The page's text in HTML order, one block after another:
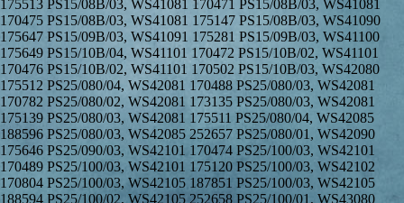
175513 PS15/08B/03, WS41081 170471 PS15/08B/03, WS41081
170475 PS15/08B/03, WS41081 175147 PS15/08B/03, WS41090
175647 PS15/09B/03, WS41091 175281 PS15/09B/03, WS41100
175649 PS15/10B/04, WS41101 170472 PS15/10B/02, WS41101
170476 PS15/10B/02, WS41101 170502 PS15/10B/03, WS42080
175512 PS25/080/04, WS42081 170488 PS25/080/03, WS42081
170782 PS25/080/02, WS42081 173135 PS25/080/03, WS42081
175139 PS25/080/03, WS42081 175511 PS25/080/04, WS42085
188596 PS25/080/03, WS42085 252657 PS25/080/01, WS42090
175646 PS25/090/03, WS42101 170474 PS25/100/03, WS42101
170489 PS25/100/03, WS42101 175120 PS25/100/03, WS42102
170804 PS25/100/03, WS42105 187851 PS25/100/03, WS42105
188594 PS25/100/02, WS42105 252658 PS25/100/01, WS43080